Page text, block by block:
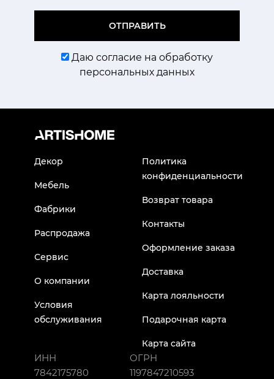
ОТПРАВИТЬ
Даю согласие на обработку
персональных данных
Декор
Мебель
Фабрики
Распродажа
Сервис
О компании
Условия
обслуживания
Политика
конфиденциальности
Возврат товара
Контакты
Оформление заказа
Доставка
Карта лояльности
Подарочная карта
Карта сайта
ИНН
7842175780
ОГРН
1197847210593